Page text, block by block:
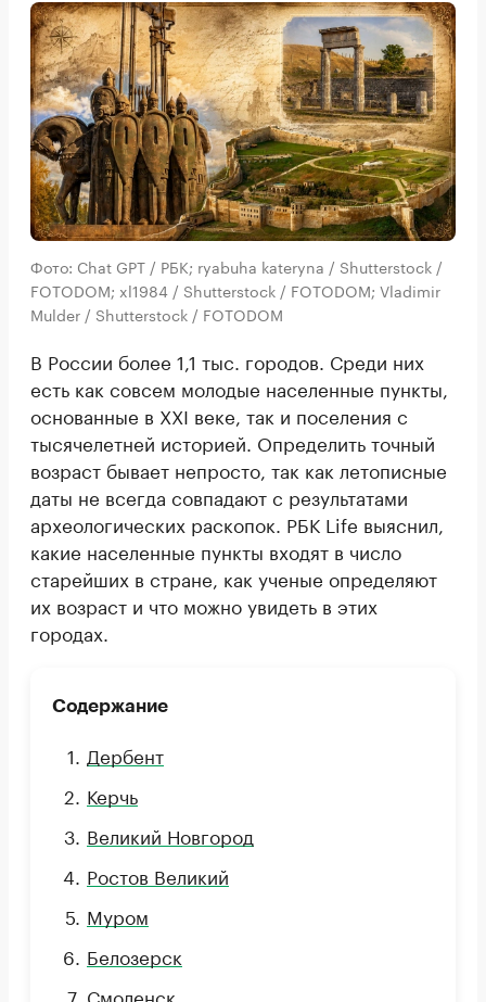
Фото: Chat GPT / РБК; ryabuha kateryna / Shutterstock /
FOTODOM; xl1984 / Shutterstock / FOTODOM; Vladimir
Mulder / Shutterstock / FOTODOM
В России более 1,1 тыс. городов. Среди них
есть как совсем молодые населенные пункты,
основанные в XXI веке, так и поселения с
тысячелетней историей. Определить точный
возраст бывает непросто, так как летописные
даты не всегда совпадают с результатами
археологических раскопок. РБК Life выяснил,
какие населенные пункты входят в число
старейших в стране, как ученые определяют
их возраст и что можно увидеть в этих
городах.
Содержание
Дербент
Керчь
Великий Новгород
Ростов Великий
Муром
Белозерск
Смоленск